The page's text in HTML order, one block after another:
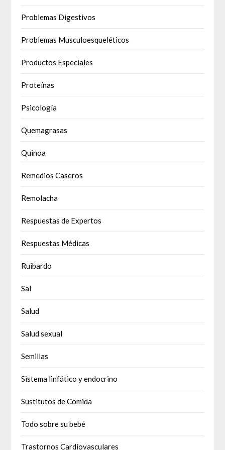
Problemas Digestivos
Problemas Musculoesqueléticos
Productos Especiales
Proteínas
Psicología
Quemagrasas
Quinoa
Remedios Caseros
Remolacha
Respuestas de Expertos
Respuestas Médicas
Ruibardo
Sal
Salud
Salud sexual
Semillas
Sistema linfático y endocrino
Sustitutos de Comida
Todo sobre su bebé
Trastornos Cardiovasculares